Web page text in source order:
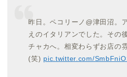
昨日。ペコリーノ@津田沼。
えのイタリアンでした。その
チャカへ。相変わらずお店の
(笑) pic.twitter.com/